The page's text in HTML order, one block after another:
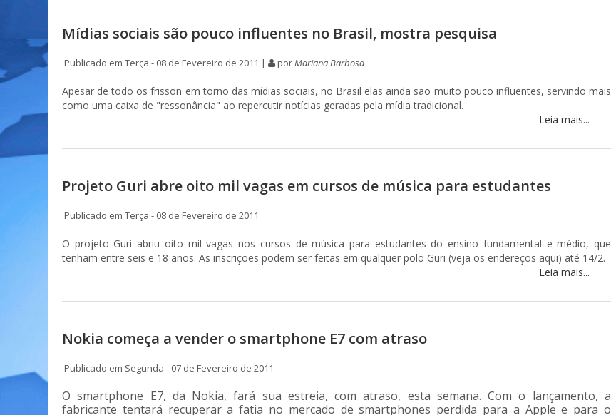
Mídias sociais são pouco influentes no Brasil, mostra pesquisa
Publicado em Terça - 08 de Fevereiro de 2011 | porMariana Barbosa
Apesar de todo os frisson em torno das mídias sociais, no Brasil elas ainda são muito pouco influentes, servindo mais
como uma caixa de "ressonância" ao repercutir notícias geradas pela mídia tradicional.
Leia mais...
Projeto Guri abre oito mil vagas em cursos de música para estudantes
Publicado em Terça - 08 de Fevereiro de 2011
O projeto Guri abriu oito mil vagas nos cursos de música para estudantes do ensino fundamental e médio, que
tenham entre seis e 18 anos. As inscrições podem ser feitas em qualquer polo Guri (veja os endereços aqui) até 14/2.
Leia mais...
Nokia começa a vender o smartphone E7 com atraso
Publicado em Segunda - 07 de Fevereiro de 2011
O smartphone E7, da Nokia, fará sua estreia, com atraso, esta semana. Com o lançamento, a
fabricante tentará recuperar a fatia no mercado de smartphones perdida para a Apple e para o